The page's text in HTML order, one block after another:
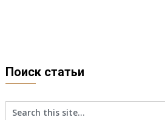
Поиск статьи